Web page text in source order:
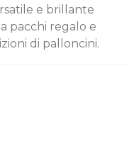
e brillante
pacchi regalo e
di palloncini.